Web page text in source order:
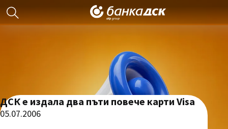
ДСК е издала два пъти повече карти Visa
05.07.2006